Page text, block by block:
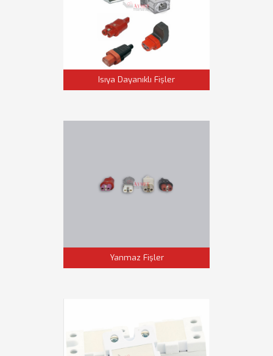
Isıya Dayanıklı Fişler
Yanmaz Fişler